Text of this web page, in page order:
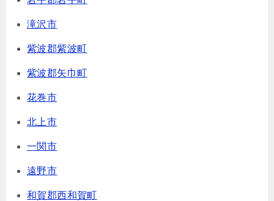
滝沢市
紫波郡紫波町
紫波郡矢巾町
花巻市
北上市
一関市
遠野市
和賀郡西和賀町